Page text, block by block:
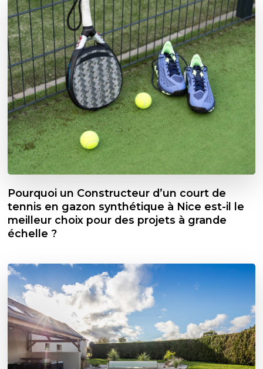
Pourquoi un Constructeur d’un court de
tennis en gazon synthétique à Nice est-il le
meilleur choix pour des projets à grande
échelle ?